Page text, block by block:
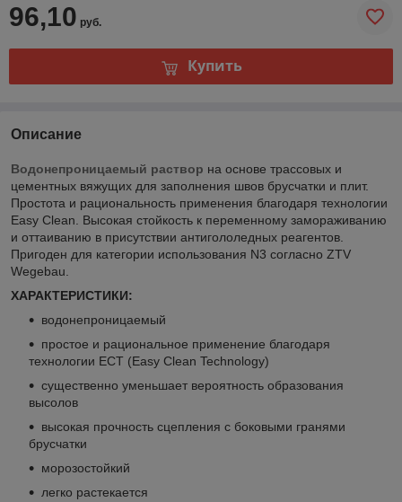
96,10 руб.
Купить
Описание
Водонепроницаемый раствор на основе трассовых и
цементных вяжущих для заполнения швов брусчатки и плит.
Простота и рациональность применения благодаря технологии
Easy Clean. Высокая стойкость к переменному замораживанию
и оттаиванию в присутствии антигололедных реагентов.
Пригоден для категории использования N3 согласно ZTV
Wegebau.
ХАРАКТЕРИСТИКИ:
водонепроницаемый
простое и рациональное применение благодаря
технологии ЕСТ (Easy Clean Technology)
существенно уменьшает вероятность образования
высолов
высокая прочность сцепления с боковыми гранями
брусчатки
морозостойкий
легко растекается